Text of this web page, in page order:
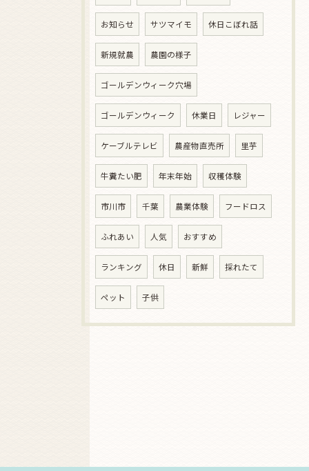
お知らせ サツマイモ 休日こぼれ話
新規就農 農園の様子
ゴールデンウィーク穴場
ゴールデンウィーク 休業日 レジャー
ケーブルテレビ 農産物直売所 里芋
牛糞たい肥 年末年始 収穫体験
市川市 千葉 農業体験 フードロス
ふれあい 人気 おすすめ
ランキング 休日 新鮮 採れたて
ペット 子供